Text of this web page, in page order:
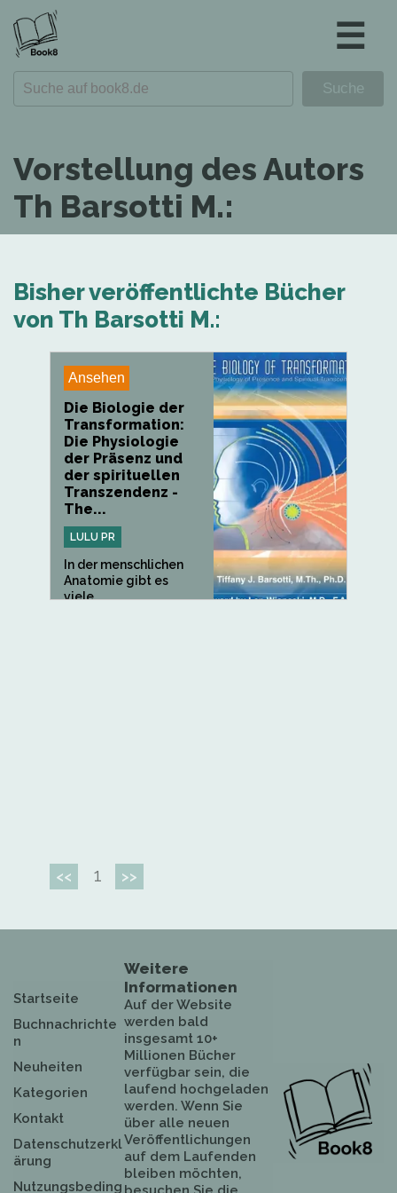
☰
Vorstellung des Autors
Th Barsotti M.:
Bisher veröffentlichte Bücher
von Th Barsotti M.:
Ansehen
Die Biologie der
Transformation:
Die Physiologie
der Präsenz und
der spirituellen
Transzendenz -
The...
LULU PR
In der menschlichen
Anatomie gibt es
viele...
<< 1 >>
Startseite
Buchnachrichte
n
Neuheiten
Kategorien
Kontakt
Datenschutzerkl
ärung
Nutzungsbeding
Weitere
Informationen
Auf der Website
werden bald
insgesamt 10+
Millionen Bücher
verfügbar sein, die
laufend hochgeladen
werden. Wenn Sie
über alle neuen
Veröffentlichungen
auf dem Laufenden
bleiben möchten,